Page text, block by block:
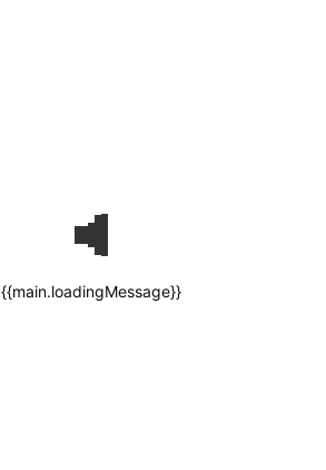
{{main.loadingMessage}}